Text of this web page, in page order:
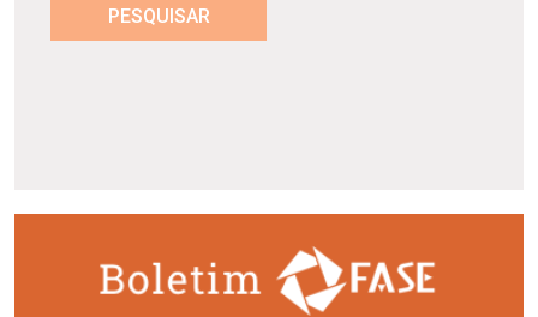
PESQUISAR